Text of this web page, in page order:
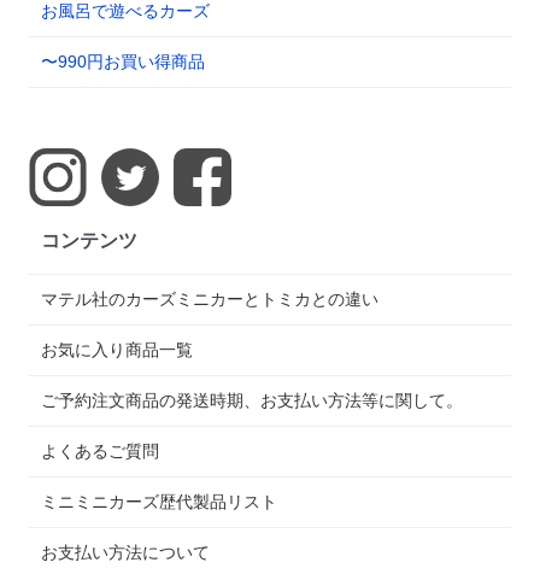
お風呂で遊べるカーズ
〜990円お買い得商品
コンテンツ
マテル社のカーズミニカーとトミカとの違い
お気に入り商品一覧
ご予約注文商品の発送時期、お支払い方法等に関して。
よくあるご質問
ミニミニカーズ歴代製品リスト
お支払い方法について